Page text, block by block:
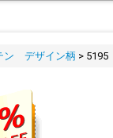
ン デザイン柄 > 5195